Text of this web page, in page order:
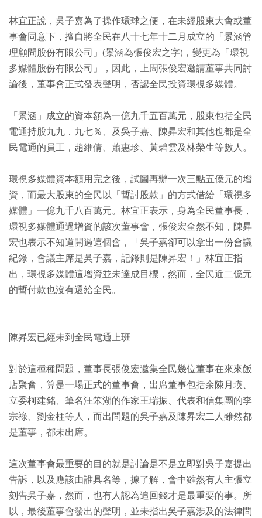
林宜正說，吳子嘉為了操作環球之便，在未經股東大會或董
事會同意下，擅自將全民在八十七年十二月成立的「景涵管
理顧問股份有限公司」(景涵為張俊宏之字)，變更為「環視
多媒體股份有限公司」，因此，上周張俊宏邀請董事共同討
論後，董事會正式發表聲明，否認全民投資環視多媒體。
「景涵」成立的資本額為一億九千五百萬元，股東包括全民
電通持股九九．九七％、及吳子嘉、陳昇宏和其他也都是全
民電通的員工，趙維倩、蕭惠珍、黃碧雲及林榮生等數人。
環視多媒體資本額用完之後，試圖再辦一次三點五億元的增
資，而最大股東的全民以「暫討股款」的方式借給「環視多
媒體」一億九千八百萬元。林宜正表示，身為全民董事長，
環視多媒體通過增資的該次董事會，張俊宏全然不知，陳昇
宏也表示不知道開過這個會，「吳子嘉卻可以拿出一份會議
紀錄，會議主席是吳子嘉，記錄則是陳昇宏！」林宜正指
出，環視多媒體這增資並未達成目標，然而，全民近二億元
的暫付款也沒有還給全民。
陳昇宏已經未到全民電通上班
對於這種種問題，董事長張俊宏邀集全民幾位董事在來來飯
店聚會，算是一場正式的董事會，出席董事包括余陳月瑛、
立委柯建銘、筆名汪笨湖的作家王瑞振、代表和信集團的李
宗祿、劉金柱等人，而出問題的吳子嘉及陳昇宏二人雖然都
是董事，都未出席。
這次董事會最重要的目的就是討論是不是立即對吳子嘉提出
告訴，以及應該由誰具名等，據了解，會中雖然有人主張立
刻告吳子嘉，然而，也有人認為追回錢才是最重要的事。所
以，最後董事會發出的聲明，並未指出吳子嘉涉及的法律問